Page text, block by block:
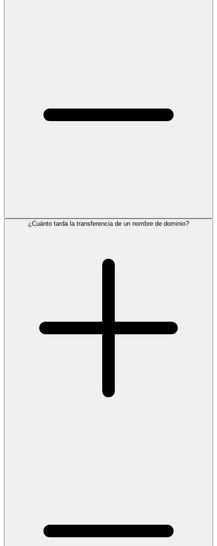
¿Cuánto tarda la transferencia de un nombre de dominio?